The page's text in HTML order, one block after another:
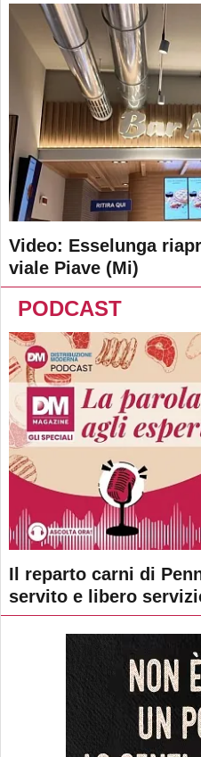
Video: Esselunga
viale Piave (Mi)
PODCAST
Il reparto carni di
servito e libero